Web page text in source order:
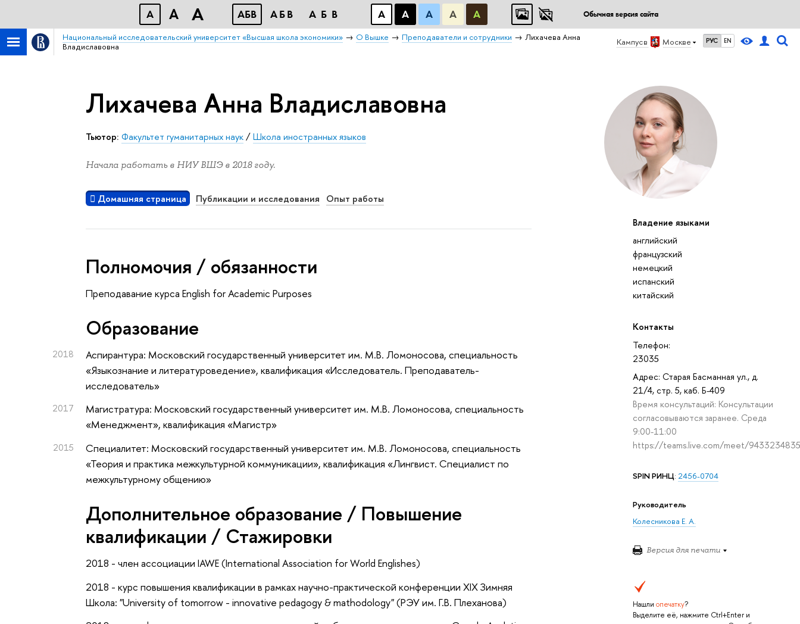
A A A АБB АБB АБB А А А А А Обычная версия сайта
Кампус в Москве РУС EN
Национальный исследовательский университет «Высшая школа экономики» О Вышке Преподаватели и сотрудники
Лихачева Анна
Владиславовна
Владение языками
английский
французский
немецкий
испанский
китайский
Контакты
Телефон:
23035
Адрес: Старая Басманная ул., д.
21/4, стр. 5, каб. Б-409
Время консультаций: Консультации
согласовываются заранее. Среда
9:00-11:00
https://teams.live.com/meet/
SPIN РИНЦ: 2456-0704
Руководитель
Колесникова Е. А.
Версия для печати
Нашли опечатку?
Выделите её, нажмите Ctrl+Enter и
Лихачева Анна Владиславовна
Тьютор: Факультет гуманитарных наук/Школа иностранных языков
Начала работать в НИУ ВШЭ в 2018 году.
Домашняя страница Публикации и исследования Опыт работы
Полномочия / обязанности
Преподавание курса English for Academic Purposes
Oбразование
2018
Аспирантура: Московский государственный университет им. М.В. Ломоносова, специальность
«Языкознание и литературоведение», квалификация «Исследователь. Преподаватель-
исследователь»
2017
Магистратура: Московский государственный университет им. М.В. Ломоносова, специальность
«Менеджмент», квалификация «Магистр»
2015
Специалитет: Московский государственный университет им. М.В. Ломоносова, специальность
«Теория и практика межкультурной коммуникации», квалификация «Лингвист. Специалист по
межкультурному общению»
Дополнительное образование / Повышение
квалификации / Стажировки
2018 - член ассоциации IAWE (International Association for World Englishes)
2018 - курс повышения квалификации в рамках научно-практической конференции XIX Зимняя
Школа: "University of tomorrow - innovative pedagogy & mathodology" (РЭУ им. Г.В. Плеханова)